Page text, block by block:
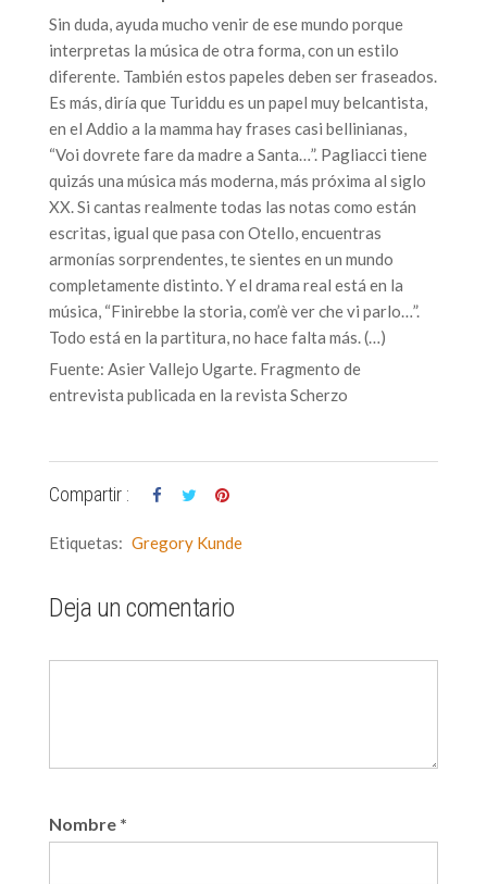
Sin duda, ayuda mucho venir de ese mundo porque
interpretas la música de otra forma, con un estilo
diferente. También estos papeles deben ser fraseados.
Es más, diría que Turiddu es un papel muy belcantista,
en el Addio a la mamma hay frases casi bellinianas,
“Voi dovrete fare da madre a Santa…”. Pagliacci tiene
quizás una música más moderna, más próxima al siglo
XX. Si cantas realmente todas las notas como están
escritas, igual que pasa con Otello, encuentras
armonías sorprendentes, te sientes en un mundo
completamente distinto. Y el drama real está en la
música, “Finirebbe la storia, com’è ver che vi parlo…”.
Todo está en la partitura, no hace falta más. (…)
Fuente: Asier Vallejo Ugarte. Fragmento de
entrevista publicada en la revista Scherzo
Compartir :
Etiquetas: Gregory Kunde
Deja un comentario
Nombre *